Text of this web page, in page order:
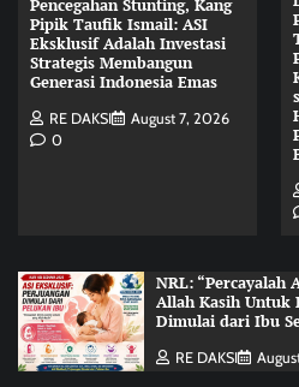
Pencegahan Stunting, Kang
Pipik Taufik Ismail: ASI
Eksklusif Adalah Investasi
Strategis Membangun
Generasi Indonesia Emas
RE DAKSI
August 7, 2026
0
NRL: “Percayalah
Allah Kasih Untuk
Dimulai dari Ibu
RE DAKSI